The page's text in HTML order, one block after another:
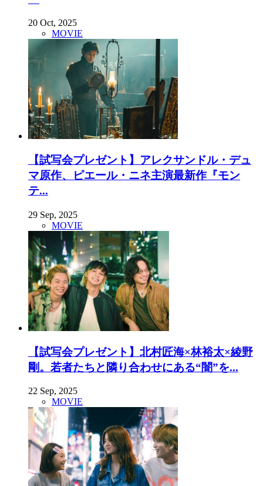
20 Oct, 2025
MOVIE
【試写会プレゼント】アレクサンドル・デュ
マ原作、ピエール・ニネ主演最新作『モン
テ...
29 Sep, 2025
MOVIE
【試写会プレゼント】北村匠海×林裕太×綾野
剛。若者たちと隣り合わせにある“闇”を...
22 Sep, 2025
MOVIE